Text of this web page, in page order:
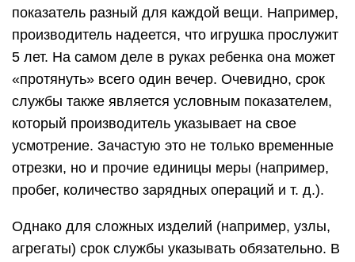
показатель разный для каждой вещи. Например,
производитель надеется, что игрушка прослужит
5 лет. На самом деле в руках ребенка она может
«протянуть» всего один вечер. Очевидно, срок
службы также является условным показателем,
который производитель указывает на свое
усмотрение. Зачастую это не только временные
отрезки, но и прочие единицы меры (например,
пробег, количество зарядных операций и т. д.).
Однако для сложных изделий (например, узлы,
агрегаты) срок службы указывать обязательно. В